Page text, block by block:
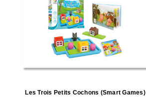
Les Trois Petits Cochons (Smart Games)